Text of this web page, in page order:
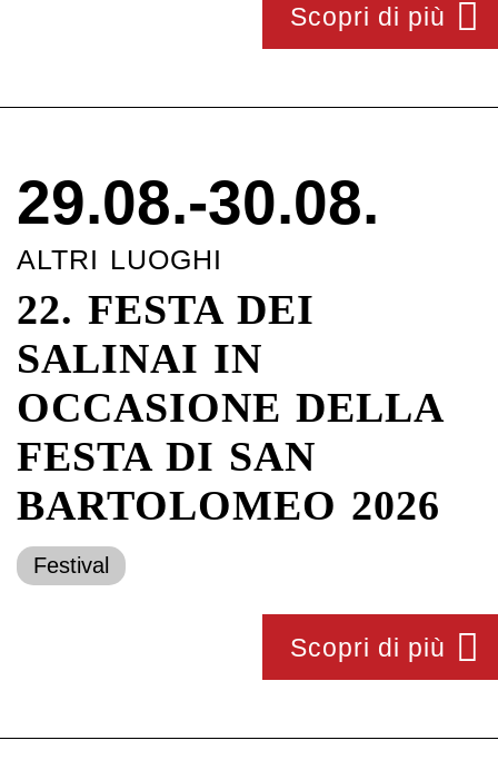
Scopri di più
29.08.-30.08.
ALTRI LUOGHI
22. FESTA DEI
SALINAI IN
OCCASIONE DELLA
FESTA DI SAN
BARTOLOMEO 2026
Festival
Scopri di più